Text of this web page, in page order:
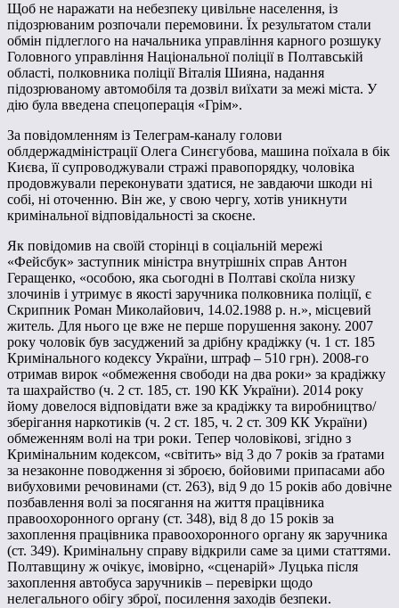
Щоб не наражати на небезпеку цивільне населення, із
підозрюваним розпочали перемовини. Їх результатом стали
обмін підлеглого на начальника управління карного розшуку
Головного управління Національної поліції в Полтавській
області, полковника поліції Віталія Шияна, надання
підозрюваному автомобіля та дозвіл виїхати за межі міста. У
дію була введена спецоперація «Грім».
За повідомленням із Телеграм-каналу голови
облдержадміністрації Олега Синєгубова, машина поїхала в бік
Києва, її супроводжували стражі правопорядку, чоловіка
продовжували переконувати здатися, не завдаючи шкоди ні
собі, ні оточенню. Він же, у свою чергу, хотів уникнути
кримінальної відповідальності за скоєне.
Як повідомив на своїй сторінці в соціальній мережі
«Фейсбук» заступник міністра внутрішніх справ Антон
Геращенко, «особою, яка сьогодні в Полтаві скоїла низку
злочинів і утримує в якості заручника полковника поліції, є
Скрипник Роман Миколайович, 14.02.1988 р. н.», місцевий
житель. Для нього це вже не перше порушення закону. 2007
року чоловік був засуджений за дрібну крадіжку (ч. 1 ст. 185
Кримінального кодексу України, штраф – 510 грн). 2008-го
отримав вирок «обмеження свободи на два роки» за крадіжку
та шахрайство (ч. 2 ст. 185, ст. 190 КК України). 2014 року
йому довелося відповідати вже за крадіжку та виробництво/
зберігання наркотиків (ч. 2 ст. 185, ч. 2 ст. 309 КК України)
обмеженням волі на три роки. Тепер чоловікові, згідно з
Кримінальним кодексом, «світить» від 3 до 7 років за ґратами
за незаконне поводження зі зброєю, бойовими припасами або
вибуховими речовинами (ст. 263), від 9 до 15 років або довічне
позбавлення волі за посягання на життя працівника
правоохоронного органу (ст. 348), від 8 до 15 років за
захоплення працівника правоохоронного органу як заручника
(ст. 349). Кримінальну справу відкрили саме за цими статтями.
Полтавщину ж очікує, імовірно, «сценарій» Луцька після
захоплення автобуса заручників – перевірки щодо
нелегального обігу зброї, посилення заходів безпеки.